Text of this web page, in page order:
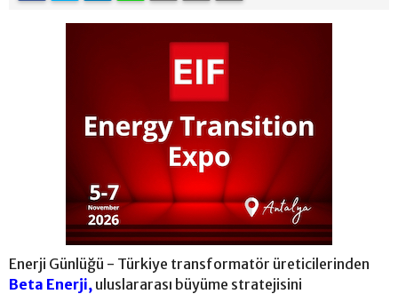
Enerji Günlüğü - Türkiye transformatör üreticilerinden
Beta Enerji, uluslararası büyüme stratejisini